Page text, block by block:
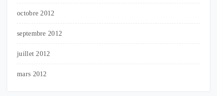
octobre 2012
septembre 2012
juillet 2012
mars 2012